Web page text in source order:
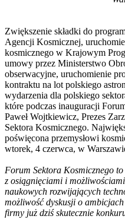
Zwiększenie składki do
Agencji Kosmicznej,
kosmicznego w Krajowym
umowy przez Ministerstwo
obserwacyjne, uruchomienie
kontraktu na lot polskiego
wydarzenia dla polskiego
które podczas inauguracji
Paweł Wojtkiewicz, Prezes
Sektora Kosmicznego.
poświęcona przemysłowi
wtorek, 4 czerwca, w
Forum Sektora Kosmicznego
z osiągnięciami i
naukowych rozwijających
możliwość dyskusji o
firmy już dziś skutecznie